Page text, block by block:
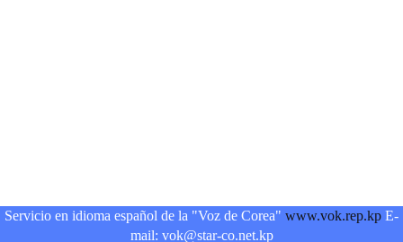
Servicio en idioma español de la "Voz de Corea" www.vok.rep.kp E-
mail: vok@star-co.net.kp